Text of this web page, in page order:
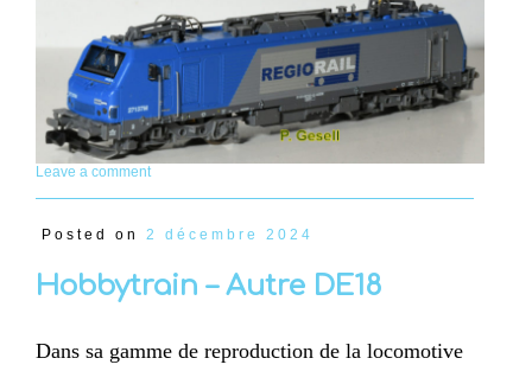
Leave a comment
Posted on 2 décembre 2024
Hobbytrain – Autre DE18
Dans sa gamme de reproduction de la locomotive